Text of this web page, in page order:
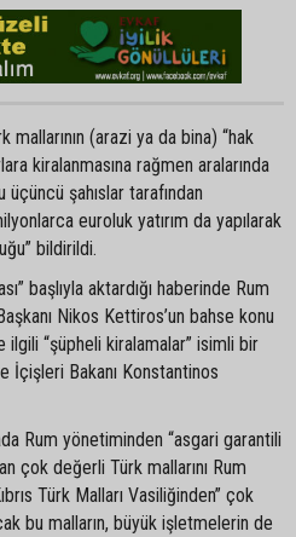
mallarının (arazi ya da bina) “hak
kiralanmasına rağmen aralarında
şahıslar tarafından
euroluk yatırım da yapılarak
bildirildi.
başlıyla aktardığı haberinde Rum
Nikos Kettiros’un bahse konu
“şüpheli kiralamalar” isimli bir
İçişleri Bakanı Konstantinos
Rum yönetiminden “asgari garantili
çok değerli Türk mallarını Rum
Türk Malları Vasiliğinden” çok
bu malların, büyük işletmelerin de